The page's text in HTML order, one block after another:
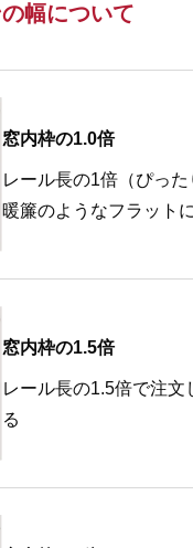
幅について
窓内枠の1.0倍
レール長の1倍（ぴった
暖簾のようなフラット
窓内枠の1.5倍
レール長の1.5倍で注文
る